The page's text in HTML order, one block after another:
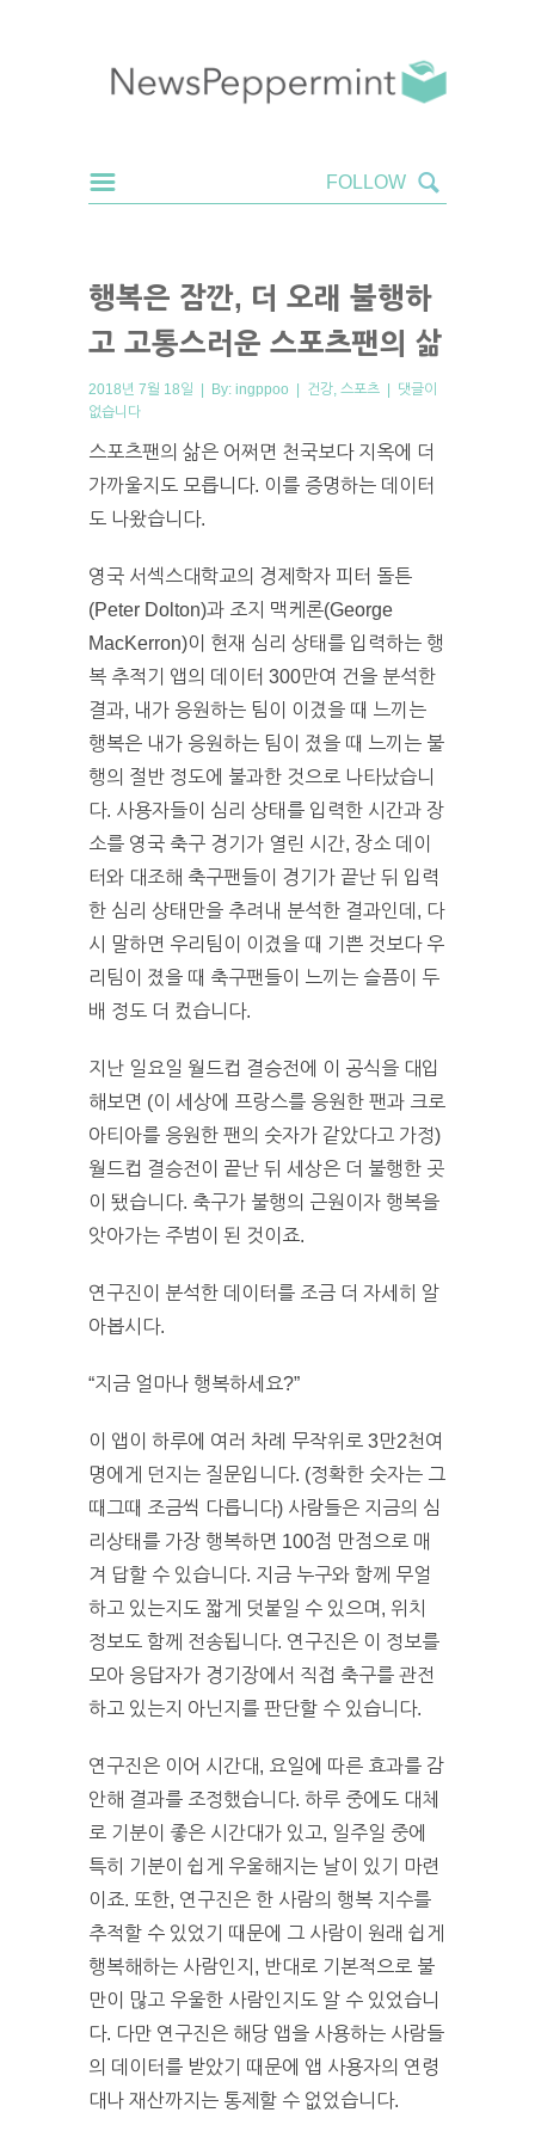
행복은 잠깐, 더 오래 불행하
고 고통스러운 스포츠팬의 삶
2018년 7월 18일 | By: ingppoo | 건강 스포츠 | 댓글이
없습니다
스포츠팬의 삶은 어쩌면 천국보다 지옥에 더
가까울지도 모릅니다. 이를 증명하는 데이터
도 나왔습니다.
영국 서섹스대학교의 경제학자 피터 돌튼
(Peter Dolton)과 조지 맥케론(George
MacKerron)이 현재 심리 상태를 입력하는 행
복 추적기 앱의 데이터 300만여 건을 분석한
결과, 내가 응원하는 팀이 이겼을 때 느끼는
행복은 내가 응원하는 팀이 졌을 때 느끼는 불
행의 절반 정도에 불과한 것으로 나타났습니
다. 사용자들이 심리 상태를 입력한 시간과 장
소를 영국 축구 경기가 열린 시간, 장소 데이
터와 대조해 축구팬들이 경기가 끝난 뒤 입력
한 심리 상태만을 추려내 분석한 결과인데, 다
시 말하면 우리팀이 이겼을 때 기쁜 것보다 우
리팀이 졌을 때 축구팬들이 느끼는 슬픔이 두
배 정도 더 컸습니다.
지난 일요일 월드컵 결승전에 이 공식을 대입
해보면 (이 세상에 프랑스를 응원한 팬과 크로
아티아를 응원한 팬의 숫자가 같았다고 가정)
월드컵 결승전이 끝난 뒤 세상은 더 불행한 곳
이 됐습니다. 축구가 불행의 근원이자 행복을
앗아가는 주범이 된 것이죠.
연구진이 분석한 데이터를 조금 더 자세히 알
아봅시다.
“지금 얼마나 행복하세요?”
이 앱이 하루에 여러 차례 무작위로 3만2천여
명에게 던지는 질문입니다. (정확한 숫자는 그
때그때 조금씩 다릅니다) 사람들은 지금의 심
리상태를 가장 행복하면 100점 만점으로 매
겨 답할 수 있습니다. 지금 누구와 함께 무얼
하고 있는지도 짧게 덧붙일 수 있으며, 위치
정보도 함께 전송됩니다. 연구진은 이 정보를
모아 응답자가 경기장에서 직접 축구를 관전
하고 있는지 아닌지를 판단할 수 있습니다.
연구진은 이어 시간대, 요일에 따른 효과를 감
안해 결과를 조정했습니다. 하루 중에도 대체
로 기분이 좋은 시간대가 있고, 일주일 중에
특히 기분이 쉽게 우울해지는 날이 있기 마련
이죠. 또한, 연구진은 한 사람의 행복 지수를
추적할 수 있었기 때문에 그 사람이 원래 쉽게
행복해하는 사람인지, 반대로 기본적으로 불
만이 많고 우울한 사람인지도 알 수 있었습니
다. 다만 연구진은 해당 앱을 사용하는 사람들
의 데이터를 받았기 때문에 앱 사용자의 연령
대나 재산까지는 통제할 수 없었습니다.